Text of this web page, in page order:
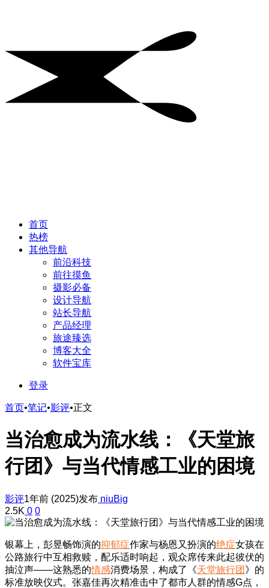
首页
热榜
其他导航
前沿科技
前往摸鱼
摄影必备
设计导航
站长导航
产品经理
旅途臻选
博客大全
软件宝库
登录
首页•笔记•影评•正文
当治愈成为流水线：《天堂旅
行团》与当代情感工业的困境
影评1年前 (2025)发布 niuBig
2.5K 0 0
银幕上，彭昱畅饰演的抑郁症作家与杨恩又扮演的绝症女孩在
公路旅行中互相救赎，配乐适时响起，观众席传来此起彼伏的
抽泣声——这熟悉的情感消费场景，构成了《天堂旅行团 》的
标准放映仪式。张嘉佳再次精准击中了都市人群的情感G点，